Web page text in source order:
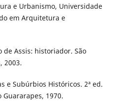
e Urbanismo, Universidade
em Arquitetura e
de Assis: historiador. São
2003.
e Subúrbios Históricos. 2ª ed.
Guararapes, 1970.